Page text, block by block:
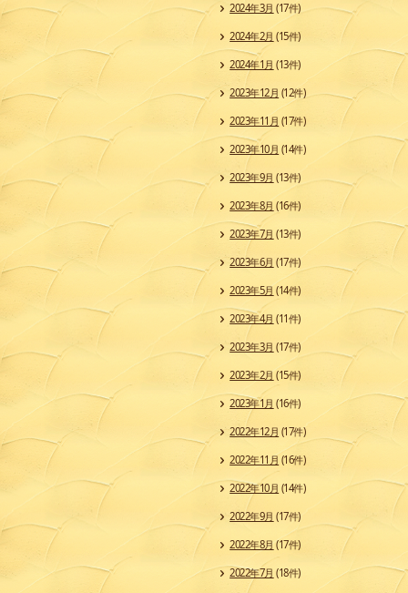
2024年3月 (17件)
2024年2月 (15件)
2024年1月 (13件)
2023年12月 (12件)
2023年11月 (17件)
2023年10月 (14件)
2023年9月 (13件)
2023年8月 (16件)
2023年7月 (13件)
2023年6月 (17件)
2023年5月 (14件)
2023年4月 (11件)
2023年3月 (17件)
2023年2月 (15件)
2023年1月 (16件)
2022年12月 (17件)
2022年11月 (16件)
2022年10月 (14件)
2022年9月 (17件)
2022年8月 (17件)
2022年7月 (18件)